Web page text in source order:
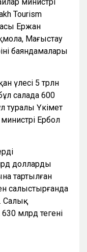
Tourism
Ержан
Маңғыстау
баяндамалары
үлесі 5 трлн
бұл салада 600
туралы Үкімет
Ербол
долларды
тартылған
салыстырғанда
Салық
млрд теңгені